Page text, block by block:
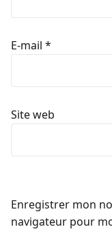
E-mail *
Site web
Enregistrer mon
navigateur pour